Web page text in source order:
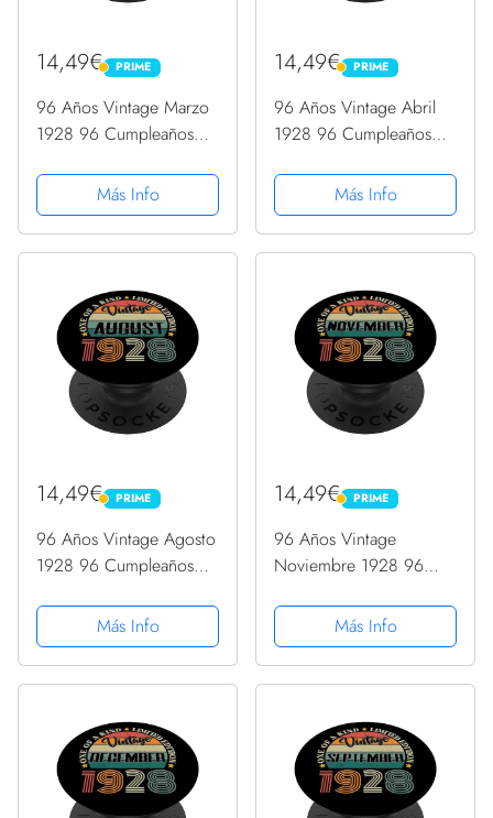
14,49€ PRIME
PRIME
96 Años Vintage Marzo
1928 96 Cumpleaños
PopGrip Intercambiable
Más Info
14,49€ PRIME
PRIME
96 Años Vintage Abril
1928 96 Cumpleaños
PopGrip Intercambiable
Más Info
14,49€ PRIME
PRIME
96 Años Vintage Agosto
1928 96 Cumpleaños
PopGrip Intercambiable
Más Info
14,49€ PRIME
PRIME
96 Años Vintage
Noviembre 1928 96
PopSockets PopGrip
Intercambiable
Más Info